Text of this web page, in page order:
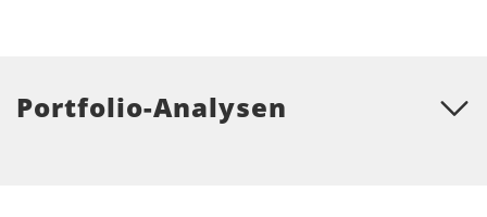
Portfolio-Analysen